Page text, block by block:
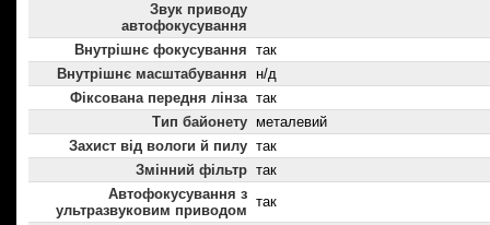
Звук приводу
автофокусування
Внутрішнє фокусування так
Внутрішнє масштабування
н/д
Фіксована передня лінза так
Тип байонету металевий
Захист від вологи й пилу так
Змінний фільтр так
Автофокусування з
ультразвуковим приводом
так